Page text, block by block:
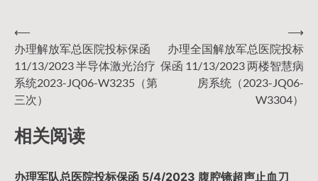
文
章
导
⟵
办理解放军总医院投标保函
11/13/2023 半导体激光治疗
系统2023-JQ06-W3235（第
三次）
办理全国解放军总医院投标
保函 11/13/2023 两楼智慧病
房系统（2023-JQ06-
W3304）
⟶
相关阅读
办理军队总医院投标保函 5/4/2023 腹腔镜超声止血刀